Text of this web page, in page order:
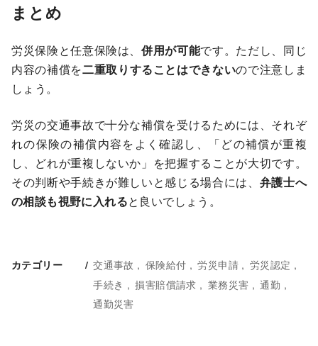
まとめ
労災保険と任意保険は、併用が可能です。ただし、同じ
内容の補償を二重取りすることはできないので注意しま
しょう。
労災の交通事故で十分な補償を受けるためには、それぞ
れの保険の補償内容をよく確認し、「どの補償が重複
し、どれが重複しないか」を把握することが大切です。
その判断や手続きが難しいと感じる場合には、 弁護士へ
の相談も視野に入れると良いでしょう。
カテゴリー 交通事故 保険給付 労災申請
労災認定
手続き
損害賠償請求 業務災害
通勤
通勤災害